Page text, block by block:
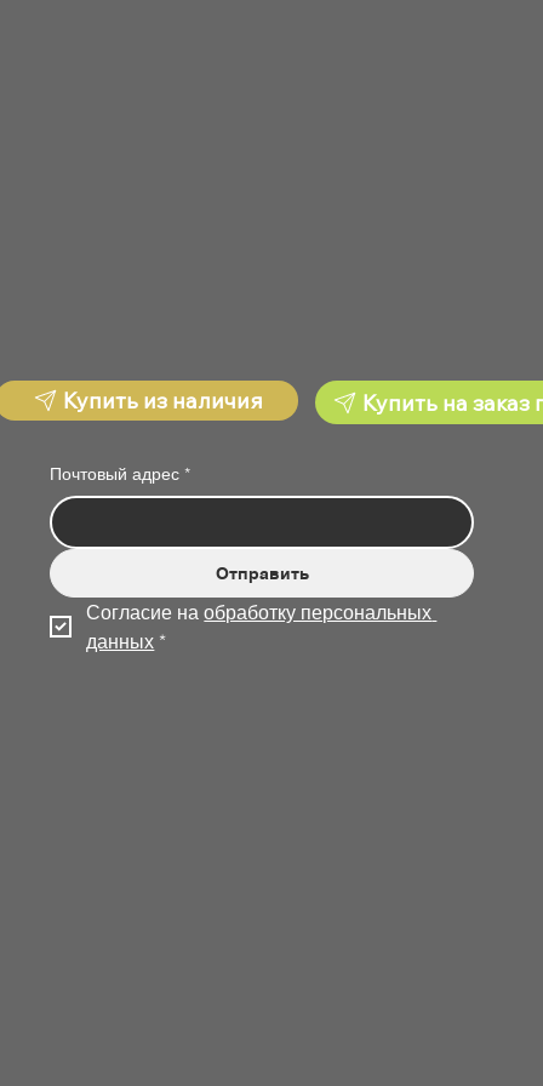
Почтовый адрес *
Отправить
Согласие на обработку персональных
данных *
Купить из наличия Купить на